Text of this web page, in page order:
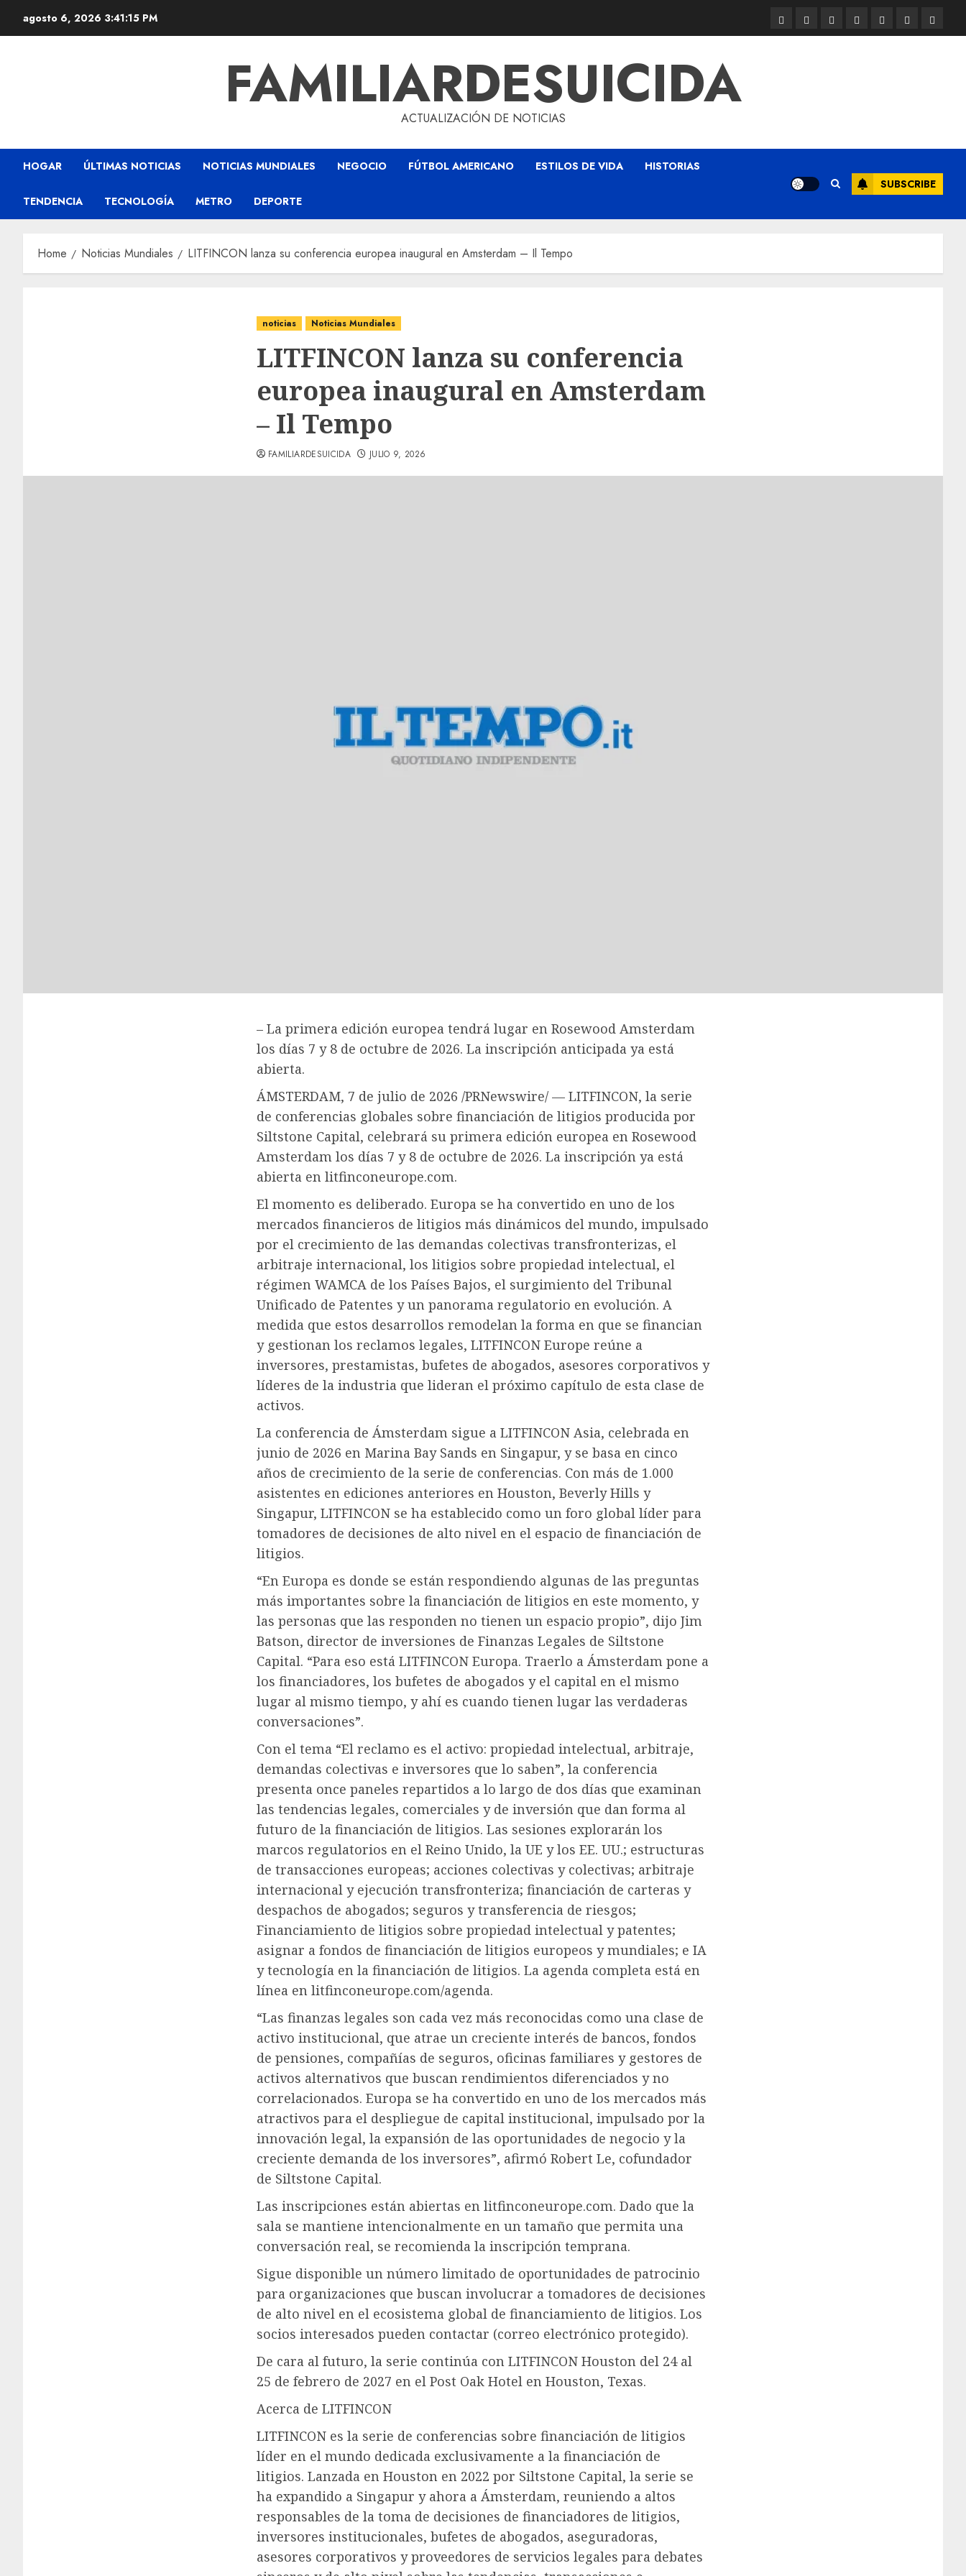
agosto 6, 2026 3:41:16 PM
FAMILIARDESUICIDA
ACTUALIZACIÓN DE NOTICIAS
HOGAR ÚLTIMAS NOTICIAS NOTICIAS MUNDIALES NEGOCIO FÚTBOL AMERICANO ESTILOS DE VIDA HISTORIAS
TENDENCIA TECNOLOGÍA METRO DEPORTE
SUBSCRIBE
Home Noticias Mundiales LITFINCON lanza su conferencia europea inaugural en Amsterdam – Il Tempo
noticias Noticias Mundiales
LITFINCON lanza su conferencia
europea inaugural en Amsterdam
– Il Tempo
FAMILIARDESUICIDA JULIO 9, 2026
– La primera edición europea tendrá lugar en Rosewood Amsterdam
los días 7 y 8 de octubre de 2026. La inscripción anticipada ya está
abierta.
ÁMSTERDAM, 7 de julio de 2026 /PRNewswire/ — LITFINCON, la serie
de conferencias globales sobre financiación de litigios producida por
Siltstone Capital, celebrará su primera edición europea en Rosewood
Amsterdam los días 7 y 8 de octubre de 2026. La inscripción ya está
abierta en litfinconeurope.com.
El momento es deliberado. Europa se ha convertido en uno de los
mercados financieros de litigios más dinámicos del mundo, impulsado
por el crecimiento de las demandas colectivas transfronterizas, el
arbitraje internacional, los litigios sobre propiedad intelectual, el
régimen WAMCA de los Países Bajos, el surgimiento del Tribunal
Unificado de Patentes y un panorama regulatorio en evolución. A
medida que estos desarrollos remodelan la forma en que se financian
y gestionan los reclamos legales, LITFINCON Europe reúne a
inversores, prestamistas, bufetes de abogados, asesores corporativos y
líderes de la industria que lideran el próximo capítulo de esta clase de
activos.
La conferencia de Ámsterdam sigue a LITFINCON Asia, celebrada en
junio de 2026 en Marina Bay Sands en Singapur, y se basa en cinco
años de crecimiento de la serie de conferencias. Con más de 1.000
asistentes en ediciones anteriores en Houston, Beverly Hills y
Singapur, LITFINCON se ha establecido como un foro global líder para
tomadores de decisiones de alto nivel en el espacio de financiación de
litigios.
“En Europa es donde se están respondiendo algunas de las preguntas
más importantes sobre la financiación de litigios en este momento, y
las personas que las responden no tienen un espacio propio”, dijo Jim
Batson, director de inversiones de Finanzas Legales de Siltstone
Capital. “Para eso está LITFINCON Europa. Traerlo a Ámsterdam pone a
los financiadores, los bufetes de abogados y el capital en el mismo
lugar al mismo tiempo, y ahí es cuando tienen lugar las verdaderas
conversaciones”.
Con el tema “El reclamo es el activo: propiedad intelectual, arbitraje,
demandas colectivas e inversores que lo saben”, la conferencia
presenta once paneles repartidos a lo largo de dos días que examinan
las tendencias legales, comerciales y de inversión que dan forma al
futuro de la financiación de litigios. Las sesiones explorarán los
marcos regulatorios en el Reino Unido, la UE y los EE. UU.; estructuras
de transacciones europeas; acciones colectivas y colectivas; arbitraje
internacional y ejecución transfronteriza; financiación de carteras y
despachos de abogados; seguros y transferencia de riesgos;
Financiamiento de litigios sobre propiedad intelectual y patentes;
asignar a fondos de financiación de litigios europeos y mundiales; e IA
y tecnología en la financiación de litigios. La agenda completa está en
línea en litfinconeurope.com/agenda.
“Las finanzas legales son cada vez más reconocidas como una clase de
activo institucional, que atrae un creciente interés de bancos, fondos
de pensiones, compañías de seguros, oficinas familiares y gestores de
activos alternativos que buscan rendimientos diferenciados y no
correlacionados. Europa se ha convertido en uno de los mercados más
atractivos para el despliegue de capital institucional, impulsado por la
innovación legal, la expansión de las oportunidades de negocio y la
creciente demanda de los inversores”, afirmó Robert Le, cofundador
de Siltstone Capital.
Las inscripciones están abiertas en litfinconeurope.com. Dado que la
sala se mantiene intencionalmente en un tamaño que permita una
conversación real, se recomienda la inscripción temprana.
Sigue disponible un número limitado de oportunidades de patrocinio
para organizaciones que buscan involucrar a tomadores de decisiones
de alto nivel en el ecosistema global de financiamiento de litigios. Los
socios interesados ​​pueden contactar (correo electrónico protegido).
De cara al futuro, la serie continúa con LITFINCON Houston del 24 al
25 de febrero de 2027 en el Post Oak Hotel en Houston, Texas.
Acerca de LITFINCON
LITFINCON es la serie de conferencias sobre financiación de litigios
líder en el mundo dedicada exclusivamente a la financiación de
litigios. Lanzada en Houston en 2022 por Siltstone Capital, la serie se
ha expandido a Singapur y ahora a Ámsterdam, reuniendo a altos
responsables de la toma de decisiones de financiadores de litigios,
inversores institucionales, bufetes de abogados, aseguradoras,
asesores corporativos y proveedores de servicios legales para debates